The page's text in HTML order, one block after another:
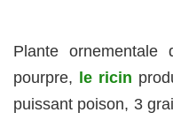
Plante
pourpre, le ricin
puissant poison, 3